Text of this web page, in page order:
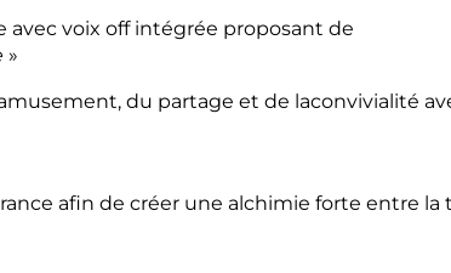
avec voix off intégrée proposant de
»
du partage et de laconvivialité
afin de créer une alchimie forte entre